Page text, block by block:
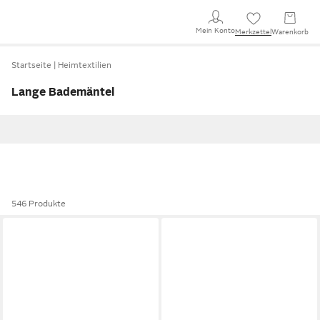
Mein KontoMerkzettel Warenkorb
Startseite Heimtextilien
Lange Bademäntel
546 Produkte